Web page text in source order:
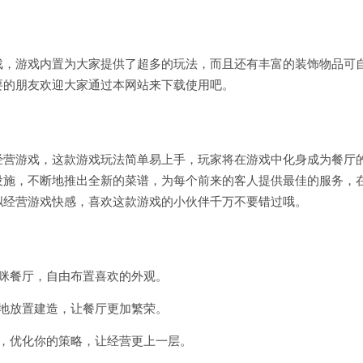
游戏内置为大家提供了超多的玩法，而且还有丰富的装饰物品可
朋友欢迎大家通过本网站来下载使用吧。
游戏，这款游戏玩法简单易上手，玩家将在游戏中化身成为餐厅
，不断地推出全新的菜谱，为每个前来的客人提供最佳的服务，
营游戏快感，喜欢这款游戏的小伙伴千万不要错过哦。
厅，自由布置喜欢的外观。
置建造，让餐厅更加繁荣。
化你的策略，让经营更上一层。